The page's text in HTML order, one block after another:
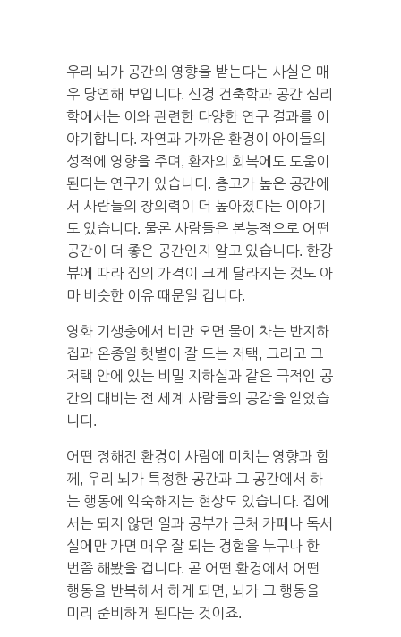
우리 뇌가 공간의 영향을 받는다는 사실은 매
우 당연해 보입니다. 신경 건축학과 공간 심리
학에서는 이와 관련한 다양한 연구 결과를 이
야기합니다. 자연과 가까운 환경이 아이들의
성적에 영향을 주며, 환자의 회복에도 도움이
된다는 연구가 있습니다. 층고가 높은 공간에
서 사람들의 창의력이 더 높아졌다는 이야기
도 있습니다. 물론 사람들은 본능적으로 어떤
공간이 더 좋은 공간인지 알고 있습니다. 한강
뷰에 따라 집의 가격이 크게 달라지는 것도 아
마 비슷한 이유 때문일 겁니다.
영화 기생충에서 비만 오면 물이 차는 반지하
집과 온종일 햇볕이 잘 드는 저택, 그리고 그
저택 안에 있는 비밀 지하실과 같은 극적인 공
간의 대비는 전 세계 사람들의 공감을 얻었습
니다.
어떤 정해진 환경이 사람에 미치는 영향과 함
께, 우리 뇌가 특정한 공간과 그 공간에서 하
는 행동에 익숙해지는 현상도 있습니다. 집에
서는 되지 않던 일과 공부가 근처 카페나 독서
실에만 가면 매우 잘 되는 경험을 누구나 한
번쯤 해봤을 겁니다. 곧 어떤 환경에서 어떤
행동을 반복해서 하게 되면, 뇌가 그 행동을
미리 준비하게 된다는 것이죠.